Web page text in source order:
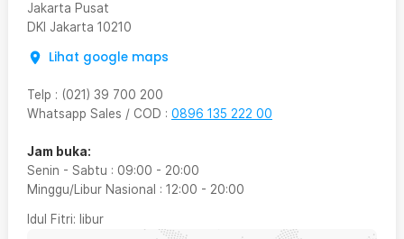
Jakarta Pusat
DKI Jakarta 10210
Lihat google maps
Telp : (021) 39 700 200
Whatsapp Sales / COD : 0896 135 222 00
Jam buka:
Senin - Sabtu : 09:00 - 20:00
Minggu/Libur Nasional : 12:00 - 20:00
Idul Fitri: libur